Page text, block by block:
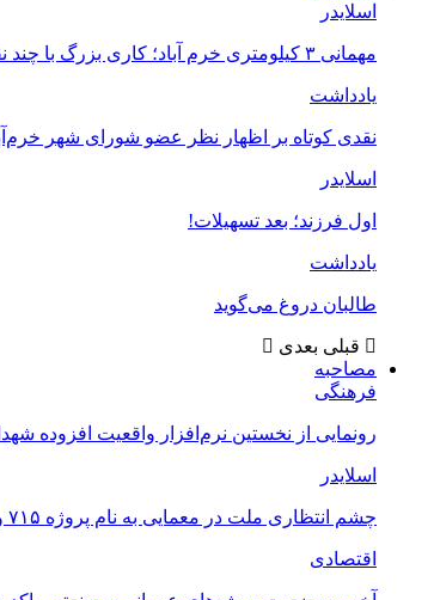
اسلایدر
مهمانی ۳ کیلومتری خرم آباد؛ کاری بزرگ با چند نقد کوچک
یادداشت
نقدی کوتاه بر اظهار نظر عضو شورای شهر
اسلایدر
اول فرزند؛ بعد تسهیلات!
یادداشت
طالبان دروغ می‌گوید
قبلی بعدی
مصاحبه
فرهنگی
رونمایی از نخستین نرم‌افزار واقعیت افزوده
اسلایدر
چشم انتظاری ملت در معمایی به نام پروژه ۷۱۵ واحدی مسکن ملی خرم آباد
اقتصادی